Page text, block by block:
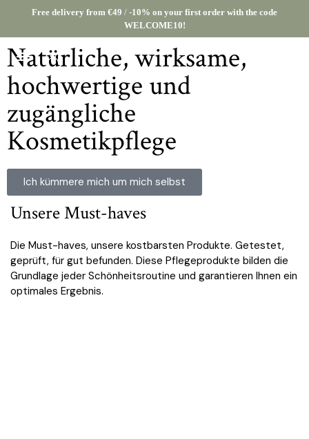
Free delivery from €49 / -10% on your first order with the code
WELCOME10!
Natürliche, wirksame,
hochwertige und
zugängliche
Kosmetikpflege
Ich kümmere mich um mich selbst
Unsere Must-haves
Die Must-haves, unsere kostbarsten Produkte. Getestet,
geprüft, für gut befunden. Diese Pflegeprodukte bilden die
Grundlage jeder Schönheitsroutine und garantieren Ihnen ein
optimales Ergebnis.